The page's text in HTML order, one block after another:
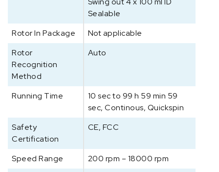
Sealable
Rotor In Package
Not applicable
Rotor
Recognition
Method
Auto
Running Time
10 sec to 99 h 59 min 59
sec, Continous, Quickspin
Safety
Certification
CE, FCC
Speed Range
200 rpm – 18000 rpm